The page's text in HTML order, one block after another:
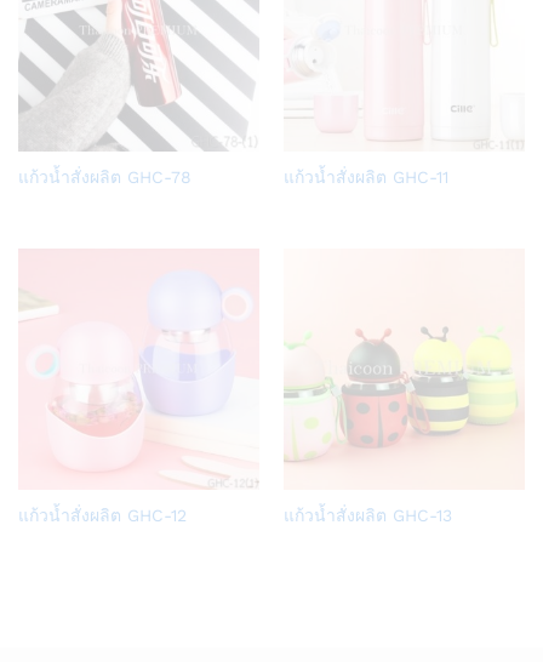
Add
แก้วน้ำสั่งผลิต GHC-78
Add
แก้วน้ำสั่งผลิต GHC-11
Add
แก้วน้ำสั่งผลิต GHC-12
Add
แก้วน้ำสั่งผลิต GHC-13